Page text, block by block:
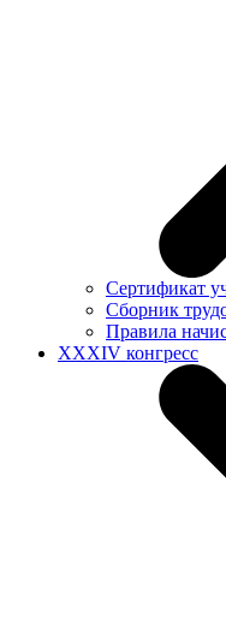
Сертификат
Сборник
Правила
XXXIV конгресс